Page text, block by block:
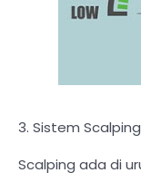
3. Sistem
Scalping ada di